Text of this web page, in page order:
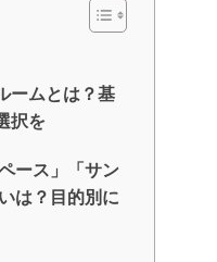
ームとは？基
択を
ース」「サン
は？目的別に